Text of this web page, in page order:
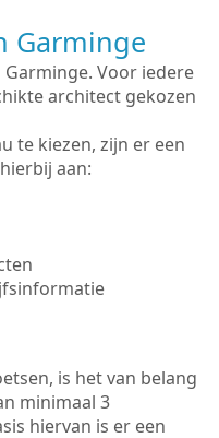
Garminge
Voor iedere
architect gekozen
te kiezen, zijn er een
aan:
is het van belang
minimaal 3
hiervan is er een